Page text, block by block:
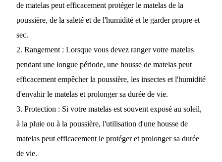
de matelas peut efficacement protéger le matelas de la
poussière, de la saleté et de l'humidité et le garder propre et
sec.
2. Rangement : Lorsque vous devez ranger votre matelas
pendant une longue période, une housse de matelas peut
efficacement empêcher la poussière, les insectes et l'humidité
d'envahir le matelas et prolonger sa durée de vie.
3. Protection : Si votre matelas est souvent exposé au soleil,
à la pluie ou à la poussière, l'utilisation d'une housse de
matelas peut efficacement le protéger et prolonger sa durée
de vie.